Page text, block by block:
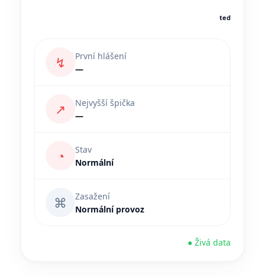
teď
↯
První hlášení
—
↗
Nejvyšší špička
—
◔
Stav
Normální
⌘
Zasažení
Normální provoz
● Živá data